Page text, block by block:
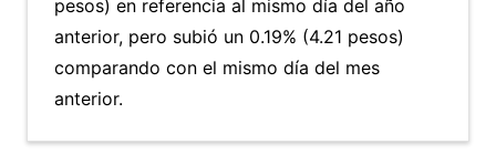
pesos) en referencia al mismo día del año
anterior, pero subió un 0.19% (4.21 pesos)
comparando con el mismo día del mes
anterior.